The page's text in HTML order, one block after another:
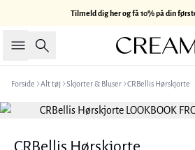
Tilmeld dig her og få 10% på din
Søg
Forside Alt tøj Skjorter & Bluser CRBellis Hørskjorte
CRBellis Hørskjorte